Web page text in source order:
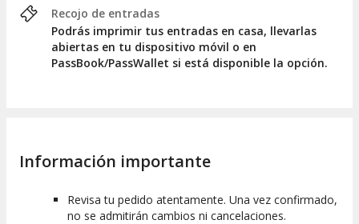
Recojo de entradas
Podrás imprimir tus entradas en casa, llevarlas
abiertas en tu dispositivo móvil o en
PassBook/PassWallet si está disponible la opción.
Información importante
Revisa tu pedido atentamente. Una vez confirmado,
no se admitirán cambios ni cancelaciones.